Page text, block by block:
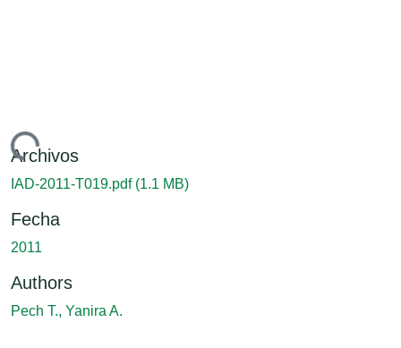
Archivos
IAD-2011-T019.pdf (1.1 MB)
Fecha
2011
Authors
Pech T., Yanira A.